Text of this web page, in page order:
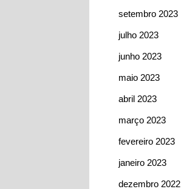
setembro 2023
julho 2023
junho 2023
maio 2023
abril 2023
março 2023
fevereiro 2023
janeiro 2023
dezembro 2022